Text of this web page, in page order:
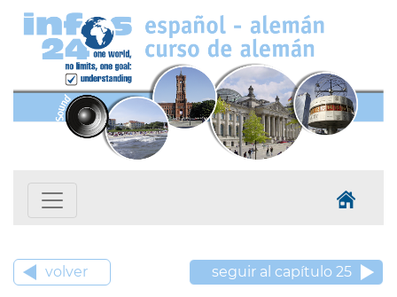
volver seguir al capítulo 25